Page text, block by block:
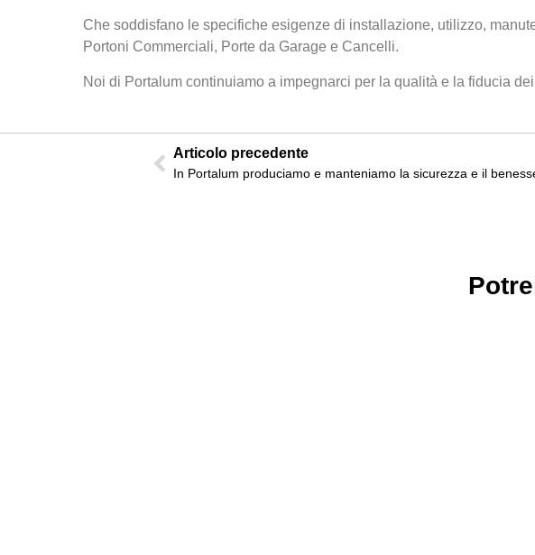
Che soddisfano le specifiche esigenze di installazione, utilizzo,
Portoni Commerciali, Porte da Garage e Cancelli.
Noi di Portalum continuiamo a impegnarci per la qualità e la fiducia
Articolo precedente